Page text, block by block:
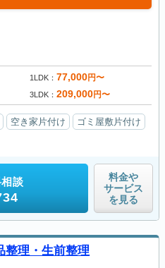
1LDK 77,000円〜
3LDK 209,000円〜
空き家片付け
ゴミ屋敷片付け
談
料金や
サービス
を見る
整理・生前整理